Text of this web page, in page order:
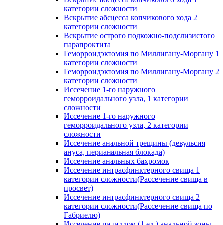
категории сложности
Вскрытие абсцесса копчикового хода 2
категории сложности
Вскрытие острого подкожно-подслизистого
парапроктита
Геморроидэктомия по Миллигану-Моргану 1
категории сложности
Геморроидэктомия по Миллигану-Моргану 2
категории сложности
Иссечение 1-го наружного
геморроидального узла, 1 категории
сложности
Иссечение 1-го наружного
геморроидального узла, 2 категории
сложности
Иссечение анальной трещины (девульсия
ануса, перианальная блокада)
Иссечение анальных бахромок
Иссечение интрасфинктерного свища 1
категории сложности(Рассечение свища в
просвет)
Иссечение интрасфинктерного свища 2
категории сложности(Рассечение свища по
Габриелю)